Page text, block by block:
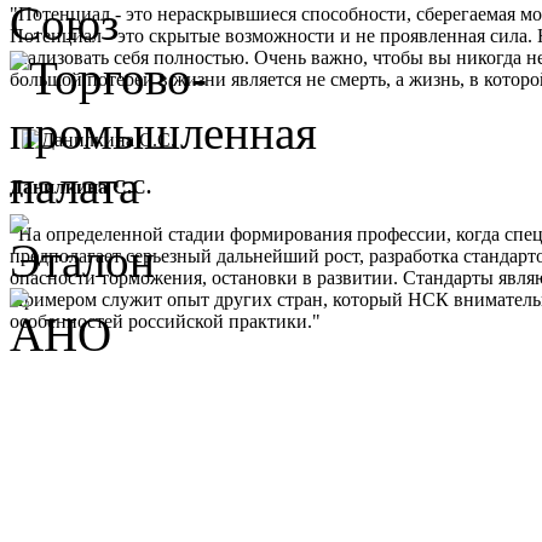
"Потенциал - это нераскрывшиеся способности, сберегаемая
Потенциал - это скрытые возможности и не проявленная
реализовать себя полностью. Очень важно, чтобы вы никогда
большой потерей в жизни является не смерть, а жизнь, в
Данилкина С.С.
"На определенной стадии формирования профессии, когда
предполагает серьезный дальнейший рост, разработка
опасности торможения, остановки в развитии. Стандарты
Примером служит опыт других стран, который НСК
особенностей российской практики."